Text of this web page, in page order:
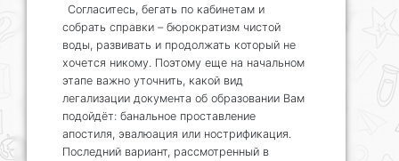
Согласитесь, бегать по кабинетам и
собрать справки – бюрократизм чистой
воды, развивать и продолжать который не
хочется никому. Поэтому еще на начальном
этапе важно уточнить, какой вид
легализации документа об образовании Вам
подойдёт: банальное проставление
апостиля, эвалюация или нострификация.
Последний вариант, рассмотренный в